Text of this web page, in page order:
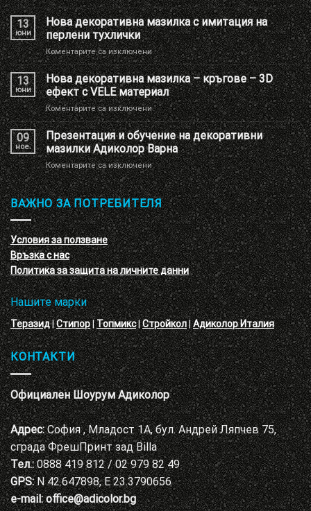
Ново
брандиране
на
Шоу
РУМ
Адиколор
13
юни
Нова декоративна мазилка с имитация на
перлени тухлички
Коментарите са изключениза
Нова
декоративна
мазилка
с
имитация
на
перлени
тухлички
13
юни
Нова декоративна мазилка – кръгове – 3D
ефект с VELE материал
Коментарите са изключениза
Нова
декоративна
мазилка
–
кръгове
–
3D
ефект
с
VELE
материал
09
ное.
Презентация и обучение на декоративни
мазилки Адиколор Варна
Коментарите са изключениза
Презентация
и
обучение
на
декоративни
мазилки
Адиколор
Варна
ВАЖНО ЗА ПОТРЕБИТЕЛЯ
Условия за ползване
Връзка с нас
Политика за защита на личните данни
Нашите марки
Теразид|Стипор|Топмикс|Стройкол|Адиколор Италия
КОНТАКТИ
Официален Шоурум Адиколор
Адрес:София , Младост 1А, бул. Андрей Ляпчев 75,
сграда ФрешПринт зад Billa
Тел.:0888 419 812 / 02 979 82 49
GPS:N 42.647898, E 23.3790656
e-mail: office@adicolor.bg